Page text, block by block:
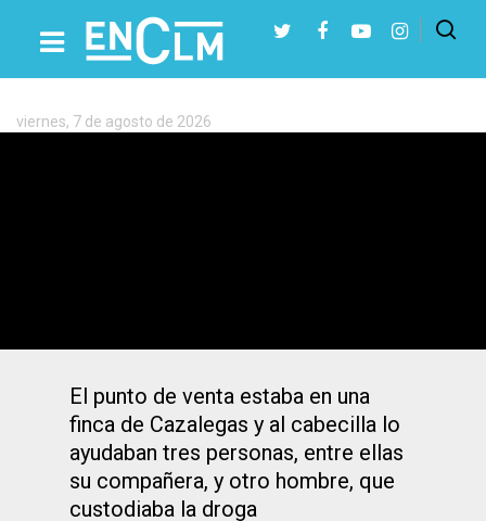
Etiqueta:
marihuana
Presiona Intro para buscar o ESC para cerrar
viernes, 7 de agosto de 2026
El punto de venta estaba en una
finca de Cazalegas y al cabecilla lo
ayudaban tres personas, entre ellas
su compañera, y otro hombre, que
custodiaba la droga